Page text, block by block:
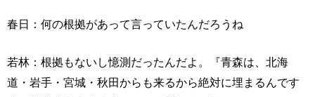
春日：何の根拠があって言っていたんだろうね
若林：根拠もないし憶測だったんだよ。『青森は、北海
道・岩手・宮城・秋田からも来るから絶対に埋まるんです